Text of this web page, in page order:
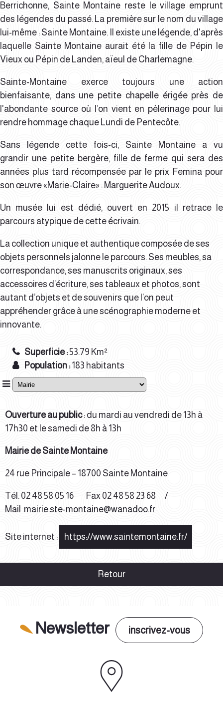
Berrichonne, Sainte Montaine reste le village emprunt
des légendes du passé. La première sur le nom du village
lui-même : Sainte Montaine.
Il existe une légende, d'après
laquelle Sainte Montaine aurait été la fille de Pépin le
Vieux ou Pépin de Landen, aïeul de Charlemagne.
Sainte-Montaine exerce toujours une action
bienfaisante, dans une petite chapelle érigée près de
l'abondante source où l’on vient en pèlerinage pour lui
rendre hommage chaque Lundi de Pentecôte.
Sans légende cette fois-ci, Sainte Montaine a vu
grandir une petite bergère, fille de ferme qui sera des
années plus tard récompensée par le prix Femina pour
son œuvre «Marie-Claire» : Marguerite Audoux.
Un musée lui est dédié, ouvert en 2015 il retrace le
parcours atypique de cette écrivain.
La collection unique et authentique composée de ses
objets personnels jalonne le parcours. Ses meubles,sa
correspondance, ses manuscrits originaux, ses
accessoires d’écriture, ses tableaux et photos,sont
autant d’objets et de souvenirs que l’on peut
appréhender grâce à unescénographie moderne et
innovante.
Superficie 53.79 Km²
Population 183 habitants
Ouvertureau public: du mardi au vendredi de 13h à
17h30 et le samedi de 8h à 13h
Mairie de Sainte Montaine
24 rue Principale – 18700 Sainte Montaine
Tél. 02 48 58 05 16 Fax 02 48 58 23 68
/
Mail mairie.ste-montaine@wanadoo.fr
Site internet : https://www.saintemontaine.fr/
Retour
Newsletter inscrivez-vous